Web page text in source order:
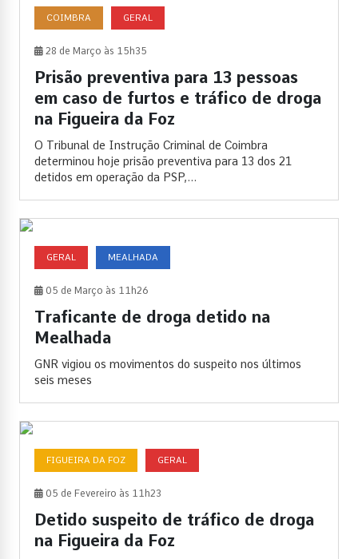
COIMBRA GERAL
28 de Março às 15h35
Prisão preventiva para 13 pessoas
em caso de furtos e tráfico de droga
na Figueira da Foz
O Tribunal de Instrução Criminal de Coimbra
determinou hoje prisão preventiva para 13 dos 21
detidos em operação da PSP,...
GERAL MEALHADA
05 de Março às 11h26
Traficante de droga detido na
Mealhada
GNR vigiou os movimentos do suspeito nos últimos
seis meses
FIGUEIRA DA FOZ GERAL
05 de Fevereiro às 11h23
Detido suspeito de tráfico de droga
na Figueira da Foz